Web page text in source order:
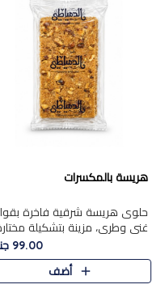
هريسة بالمكسرات
حلوى هريسة شرقية فاخرة
غني وطري، مزينة بتشكيلة
من المكسرات الفاخرة التي
قرمشة مميزة ونكهة غنية في
قطعة. تجمع بين المذاق..
99.00 جنيه
أضف